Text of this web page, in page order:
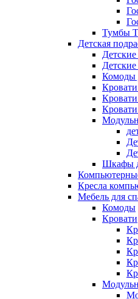
Тумбы
Детская
Детские
Комоды
Кровати
Шкафы
Кресла
Мебель для
Комоды
Кровати